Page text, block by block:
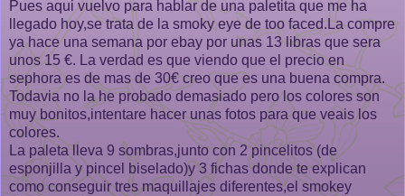
Pues aqui vuelvo para hablar de una paletita que me ha
llegado hoy,se trata de la smoky eye de too faced.La compre
ya hace una semana por ebay por unas 13 libras que sera
unos 15 €. La verdad es que viendo que el precio en
sephora es de mas de 30€ creo que es una buena compra.
Todavia no la he probado demasiado pero los colores son
muy bonitos,intentare hacer unas fotos para que veais los
colores.
La paleta lleva 9 sombras,junto con 2 pincelitos (de
esponjilla y pincel biselado)y 3 fichas donde te explican
como conseguir tres maquillajes diferentes,el smokey